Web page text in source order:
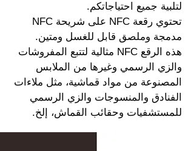
لتلبية جميع احتياجاتكم.
تحتوي رقعة NFC على شريحة NFC
مدمجة وملصق قابل للغسل ومتين.
هذه الرقع NFC مثالية لتتبع المفروشات
والزي الرسمي وغيرها من الملابس
المصنوعة من مواد قماشية، مثل ملاءات
الفنادق والمنسوجات والزي الرسمي
للمستشفيات وحقائب القماش، إلخ.